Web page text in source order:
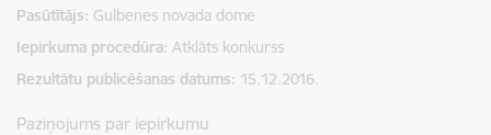
Pasūtītājs Gulbenes novada dome
Iepirkuma procedūra Atklāts konkurss
Rezultātu publicēšanas datums 15.12.2016.
Paziņojums par iepirkumu